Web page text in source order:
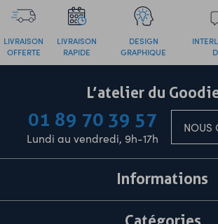
LIVRAISON
OFFERTE
LIVRAISON
RAPIDE
DESIGN
GRAPHIQUE
L’atelier du
01 89 70 39 57
Lundi au vendredi, 9h-17h
NOUS
Informations